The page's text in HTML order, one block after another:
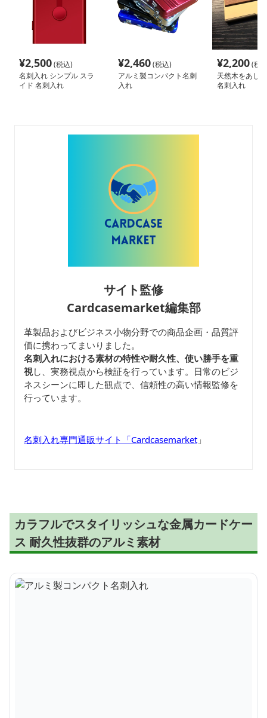
¥2,500(税込)
名刺入れ シンプル スラ
イド 名刺入れ
¥2,460(税込)
アルミ製コンパクト名刺
入れ
¥2,200(税
天然木をあし
名刺入れ
サイト監修
Cardcasemarket編集部
革製品およびビジネス小物分野での商品企画・品質評
価に携わってまいりました。
名刺入れにおける素材の特性や耐久性、使い勝手を重
視し、実務視点から検証を行っています。日常のビジ
ネスシーンに即した観点で、信頼性の高い情報監修を
行っています。
名刺入れ専門通販サイト「Cardcasemarket 」
カラフルでスタイリッシュな金属カードケー
ス 耐久性抜群のアルミ素材